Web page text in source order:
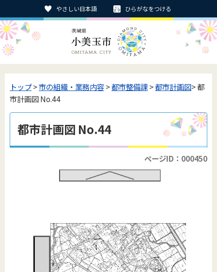
やさしい日本語 ひらがなをつける
トップ>市の組織・業務内容>都市整備課>都市計画図> 都
市計画図 No.44
都市計画図 No.44
ページID：000450